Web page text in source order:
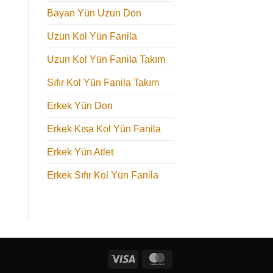
Bayan Yün Uzun Don
Uzun Kol Yün Fanila
Uzun Kol Yün Fanila Takım
Sıfır Kol Yün Fanila Takım
Erkek Yün Don
Erkek Kısa Kol Yün Fanila
Erkek Yün Atlet
Erkek Sıfır Kol Yün Fanila
Visa